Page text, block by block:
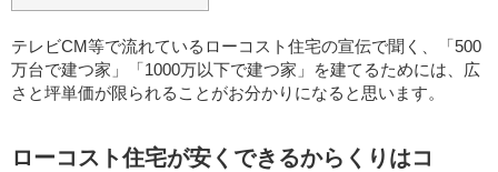
テレビCM等で流れているローコスト住宅の宣伝で聞く、「500
万台で建つ家」「1000万以下で建つ家」を建てるためには、広
さと坪単価が限られることがお分かりになると思います。
ローコスト住宅が安くできるからくりはコ